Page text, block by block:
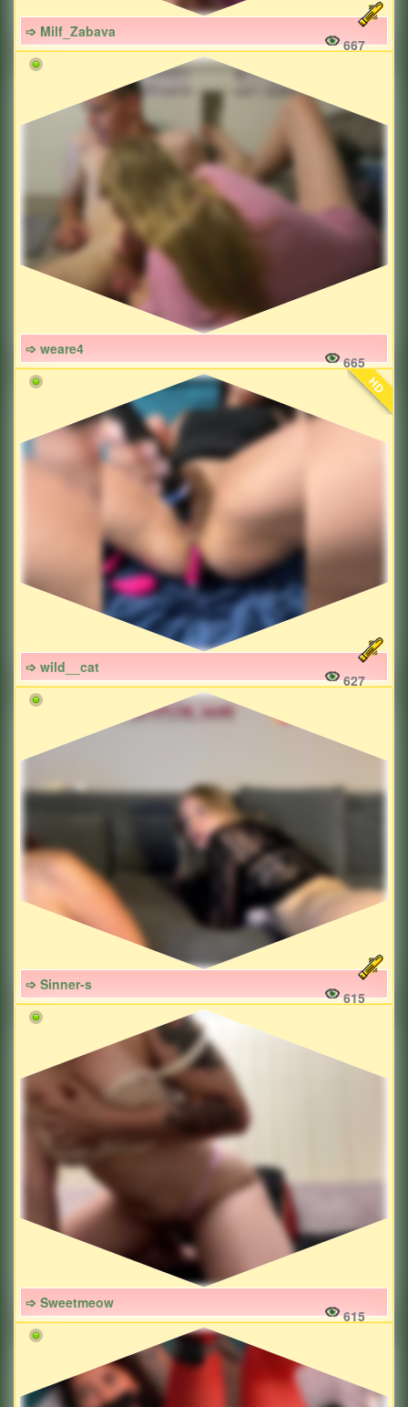
➩ Milf_Zabava
667
➩ weare4
665
HD
➩ wild__cat
627
➩ Sinner-s
615
➩ Sweetmeow
615